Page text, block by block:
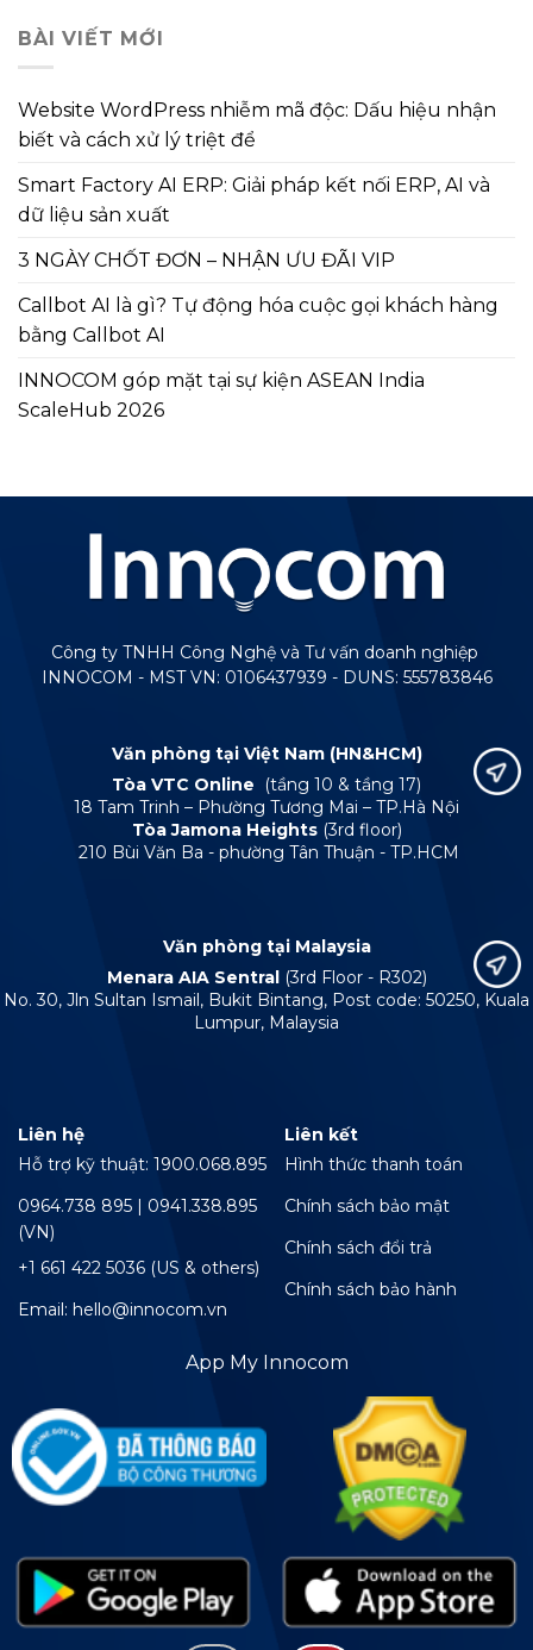
viết
BÀI VIẾT MỚI
Website WordPress nhiễm mã độc: Dấu hiệu nhận
biết và cách xử lý triệt để
Smart Factory AI ERP: Giải pháp kết nối ERP, AI và
dữ liệu sản xuất
3 NGÀY CHỐT ĐƠN – NHẬN ƯU ĐÃI VIP
Callbot AI là gì? Tự động hóa cuộc gọi khách hàng
bằng Callbot AI
INNOCOM góp mặt tại sự kiện ASEAN India
ScaleHub 2026
Công ty TNHH Công Nghệ và Tư vấn doanh nghiệp
INNOCOM - MST VN: 0106437939 - DUNS: 555783846
Văn phòng tại Việt Nam (HN&HCM)
Tòa VTC Online
(tầng 10 & tầng 17)
18 Tam Trinh – Phường Tương Mai – TP.Hà Nội
Tòa Jamona Heights (3rd floor)
210 Bùi Văn Ba - phường Tân Thuận - TP.HCM
Văn phòng tại Malaysia
Menara AIA Sentral (3rd Floor - R302)
No. 30, Jln Sultan Ismail, Bukit Bintang, Post code: 50250, Kuala
Lumpur, Malaysia
Liên hệ
Hỗ trợ kỹ thuật: 1900.068.895
0964.738 895 | 0941.338.895
(VN)
+1 661 422 5036 (US & others)
Email: hello@innocom.vn
Liên kết
Hình thức thanh toán
Chính sách bảo mật
Chính sách đổi trả
Chính sách bảo hành
App My Innocom